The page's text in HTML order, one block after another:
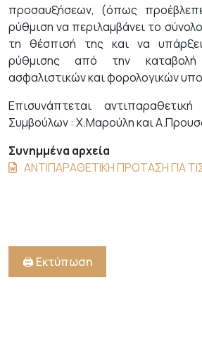
προσαυξήσεων, (όπως
ρύθμιση να περιλαμβάνει το
τη θέσπισή της και να
ρύθμισης από την
ασφαλιστικών και φορολογικών
Επισυνάπτεται
Συμβούλων : Χ.Μαρούλη και
Συνημμένα αρχεία
ΑΝΤΙΠΑΡΑΘΕΤΙΚΗ ΠΡΟΤΑΣΗ ΓΙΑ
🖨️ Εκτύπωση